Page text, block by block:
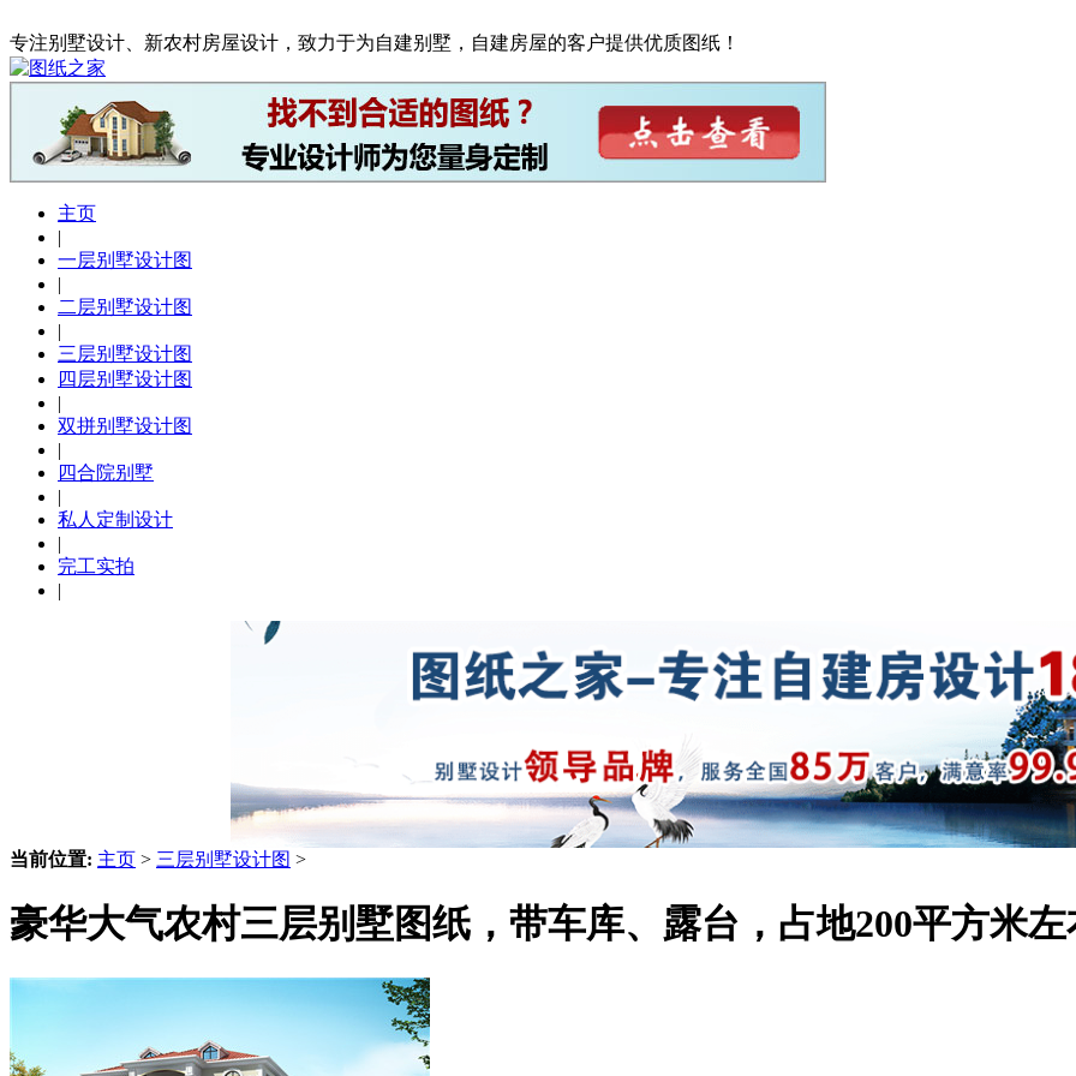
专注别墅设计、新农村房屋设计，致力于为自建别墅，自建房屋的客户提供优质图纸！
主页
|
一层别墅设计图
|
二层别墅设计图
|
三层别墅设计图
四层别墅设计图
|
双拼别墅设计图
|
四合院别墅
|
私人定制设计
|
完工实拍
|
当前位置: 主页 > 三层别墅设计图 >
豪华大气农村三层别墅图纸，带车库、露台，占地200平方米左